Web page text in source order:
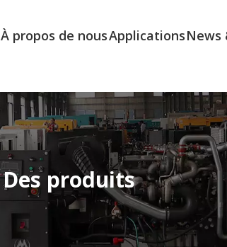
À propos de nousApplicationsNews
Des produits